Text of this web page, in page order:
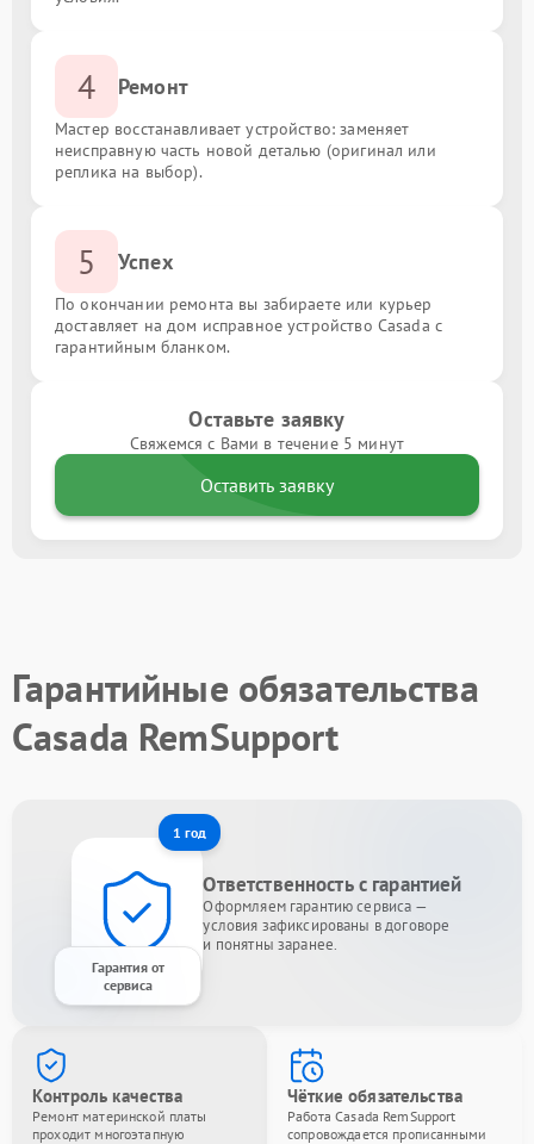
4 Ремонт
Мастер восстанавливает устройство: заменяет
неисправную часть новой деталью (оригинал или
реплика на выбор).
5 Успех
По окончании ремонта вы забираете или курьер
доставляет на дом исправное устройство Casada с
гарантийным бланком.
Оставьте заявку
Свяжемся с Вами в течение 5 минут
Оставить заявку
Гарантийные обязательства
Casada RemSupport
1 год
Гарантия от
сервиса
Ответственность с гарантией
Оформляем гарантию сервиса —
условия зафиксированы в договоре
и понятны заранее.
Контроль качества
Ремонт материнской платы
проходит многоэтапную
Чёткие обязательства
Работа Casada RemSupport
сопровождается прописанными